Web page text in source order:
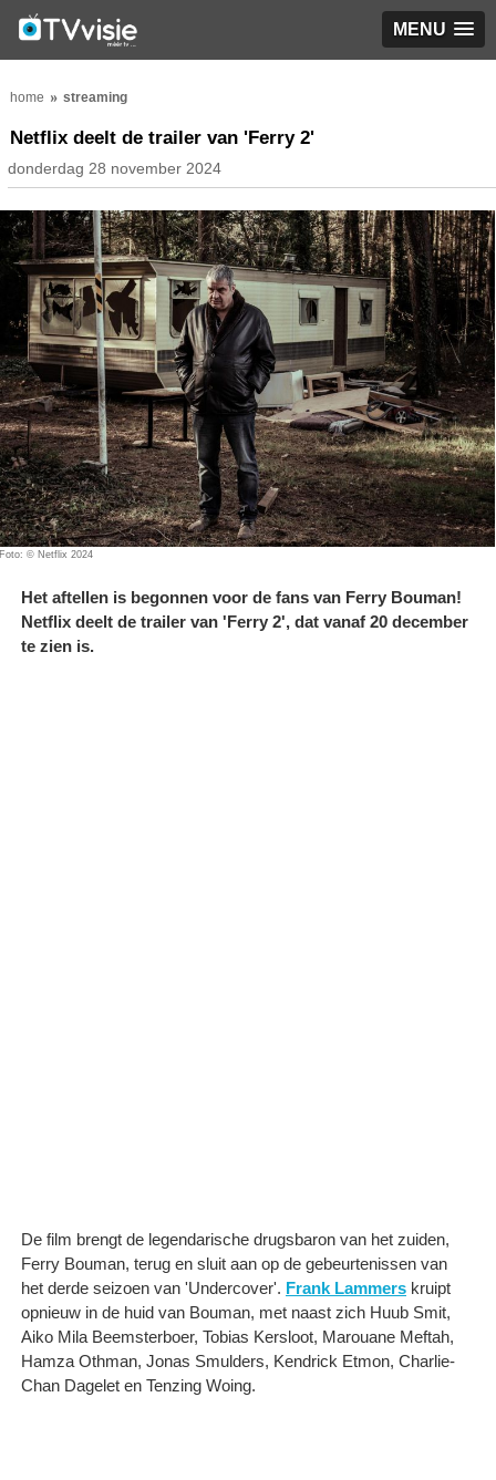
MENU
home streaming
Netflix deelt de trailer van 'Ferry 2'
donderdag 28 november 2024
Foto: © Netflix 2024
Het aftellen is begonnen voor de fans van Ferry Bouman!
Netflix deelt de trailer van 'Ferry 2', dat vanaf 20 december
te zien is.
De film brengt de legendarische drugsbaron van het zuiden,
Ferry Bouman, terug en sluit aan op de gebeurtenissen van
het derde seizoen van 'Undercover'. Frank Lammers kruipt
opnieuw in de huid van Bouman, met naast zich Huub Smit,
Aiko Mila Beemsterboer, Tobias Kersloot, Marouane Meftah,
Hamza Othman, Jonas Smulders, Kendrick Etmon, Charlie-
Chan Dagelet en Tenzing Woing.